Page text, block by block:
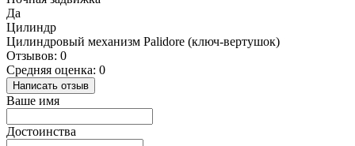
Да
Цилиндр
Цилиндровый механизм Palidore (ключ-вертушок)
Отзывов: 0
Средняя оценка: 0
Написать отзыв
Ваше имя
Достоинства